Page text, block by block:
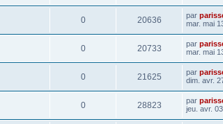
0 20636 par
mar. mai
0 20733 par
mar. mai
0 21625 par
dim. avr.
0 28823 par
jeu. avr.